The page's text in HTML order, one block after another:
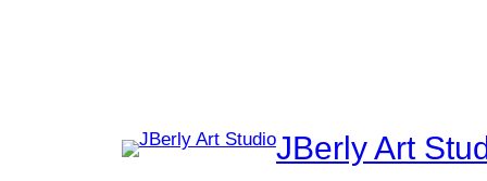
JBerly Art